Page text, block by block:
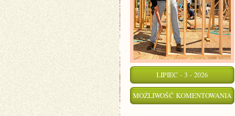
LIPIEC - 3 - 2026
MOŻLIWOŚĆ KOMENTOWANIA